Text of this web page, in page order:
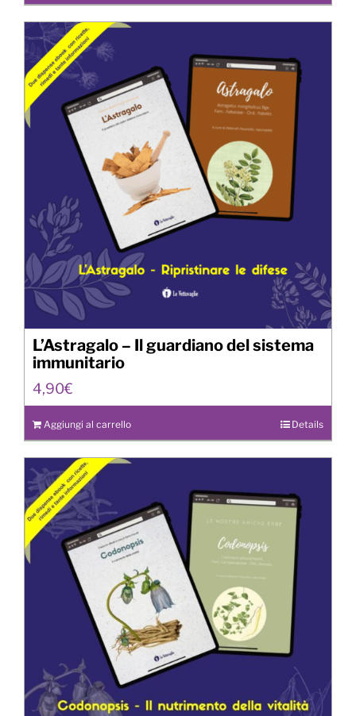
L’Astragalo – Il guardiano del sistema
immunitario
4,90€
Aggiungi al carrello Details